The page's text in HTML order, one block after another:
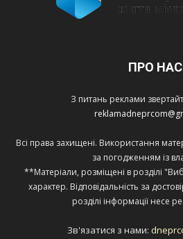
ПРО НАС
З питань реклами
Всі права захищені. Використання
за погодженням із
**Матеріали, розміщені в розділі
характер. Відповідальність за
розділі інформації несе
Зв'язатися з нами: